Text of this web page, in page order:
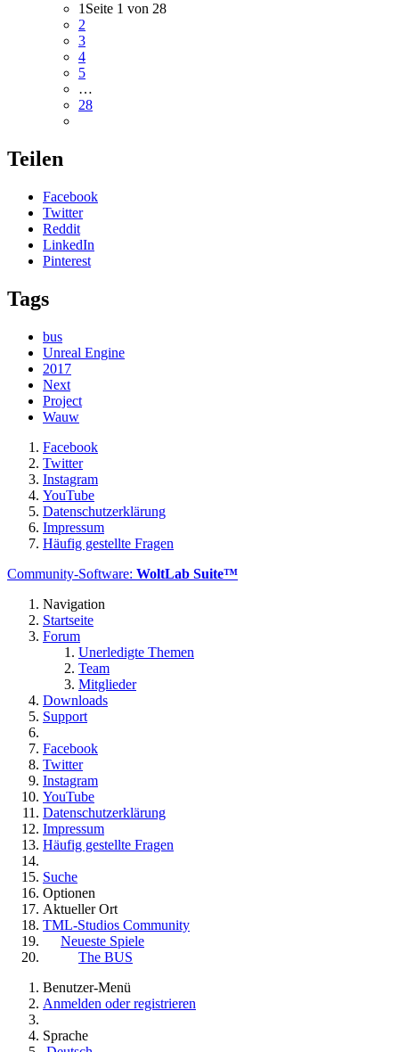
1 Seite 1 von 28
2
3
4
5
…
28
Teilen
Facebook
Twitter
Reddit
LinkedIn
Pinterest
Tags
bus
Unreal Engine
2017
Next
Project
Wauw
Facebook
Twitter
Instagram
YouTube
Datenschutzerklärung
Impressum
Häufig gestellte Fragen
Community-Software: WoltLab Suite™
Navigation
Startseite
Forum
Unerledigte Themen
Team
Mitglieder
Downloads
Support
Facebook
Twitter
Instagram
YouTube
Datenschutzerklärung
Impressum
Häufig gestellte Fragen
Suche
Optionen
Aktueller Ort
TML-Studios Community
Neueste Spiele
The BUS
Benutzer-Menü
Anmelden oder registrieren
Sprache